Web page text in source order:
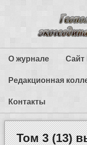
О журнале Сайт
Редакционная
Контакты
Том 3 (13)